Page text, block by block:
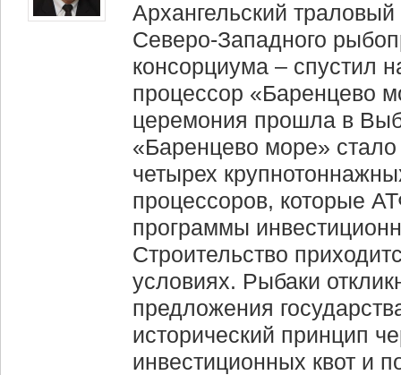
Архангельский
Северо-Западного
консорциума – спустил
процессор «Баренцево
церемония прошла в
«Баренцево море»
четырех
процессоров, которые
программы
Строительство
условиях. Рыбаки
предложения
исторический принцип
инвестиционных квот и